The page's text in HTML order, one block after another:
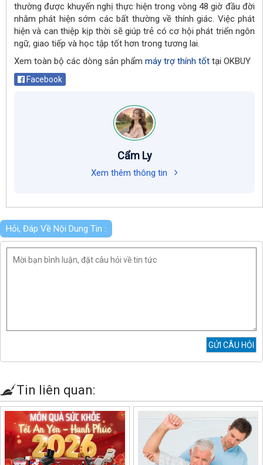
thường được khuyến nghị thực hiện trong vòng 48 giờ đầu đời
nhằm phát hiện sớm các bất thường về thính giác. Việc phát
hiện và can thiệp kịp thời sẽ giúp trẻ có cơ hội phát triển ngôn
ngữ, giao tiếp và học tập tốt hơn trong tương lai.
Xem toàn bộ các dòng sản phẩm máy trợ thính tốt tại OKBUY
Facebook
Cẩm Ly
Xem thêm thông tin
Hỏi, Đáp Về Nội Dung Tin :
Tin liên quan: